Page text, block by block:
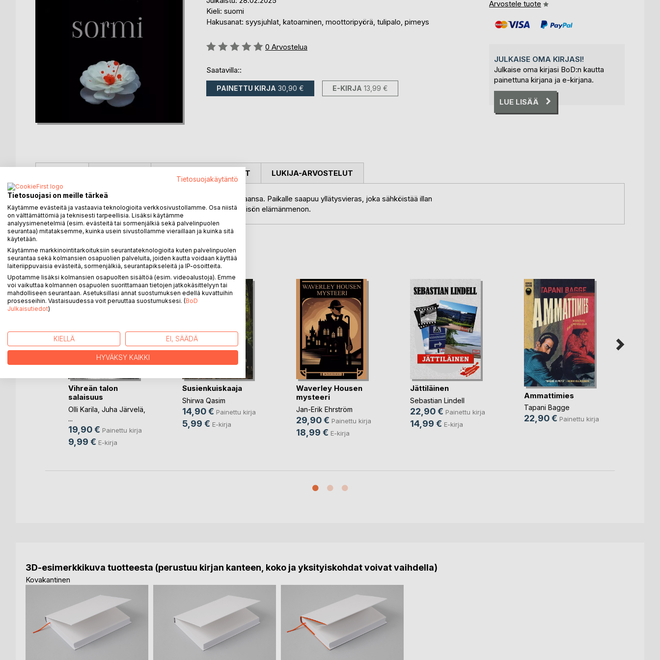
Kieli: suomi
Hakusanat: syysjuhlat, katoaminen, moottoripyörä, tulipalo, pimeys
Arvostelu::
0 Arvostelua
Saatavilla::
PAINETTU KIRJA 30,90 € E-KIRJA 13,99 €
Arvostele tuote
JULKAISE OMA KIRJASI!
Julkaise oma kirjasi BoD:n kautta
painettuna kirjana ja e-kirjana.
LUE LISÄÄ
Usvalammen ranta-asukkaat viettävät perinteistä syysjuhlaansa. Paikalle saapuu yllätysvieras, joka sähköistää illan
väsähtäneen tunnelman ja mullistaa muutenkin pienen yhteisön elämänmenon.
LEHDISTÖARVOSTELUT LUKIJA-ARVOSTELUT
LISÄÄ KIRJOJA BoD:LLA
Vihreän talon
salaisuus
Olli Karila Juha Järvelä
...
19,90 € Painettu kirja
9,99 € E-kirja
Susienkuiskaaja
Shirwa Qasim
14,90 € Painettu kirja
5,99 € E-kirja
Waverley Housen
mysteeri
Jan-Erik Ehrström
29,90 € Painettu kirja
18,99 € E-kirja
Jättiläinen
Sebastian Lindell
22,90 € Painettu kirja
14,99 € E-kirja
Ammattimies
Tapani Bagge
22,90 € Painettu kirja
3D-esimerkkikuva tuotteesta (perustuu kirjan kanteen, koko ja yksityiskohdat voivat vaihdella)
Kovakantinen
Tietosuojakäytäntö
Tietosuojasi on meille tärkeä
Käytämme evästeitä ja vastaavia teknologioita verkkosivustollamme. Osa niistä
on välttämättömiä ja teknisesti tarpeellisia. Lisäksi käytämme
analyysimenetelmiä (esim. evästeitä tai sormenjälkiä sekä palvelinpuolen
seurantaa) mitataksemme, kuinka usein sivustollamme vieraillaan ja kuinka sitä
käytetään.
Käytämme markkinointitarkoituksiin seurantateknologioita kuten palvelinpuolen
seurantaa sekä kolmansien osapuolien palveluita, joiden kautta voidaan käyttää
laiteriippuvaisia evästeitä, sormenjälkiä, seurantapikseleitä ja IP-osoitteita.
Upotamme lisäksi kolmansien osapuolten sisältöä (esim. videoalustoja). Emme
voi vaikuttaa kolmannen osapuolen suorittamaan tietojen jatkokäsittelyyn tai
mahdolliseen seurantaan. Asetuksillasi annat suostumuksen edellä kuvattuihin
prosesseihin. Vastaisuudessa voit peruuttaa suostumuksesi. (BoD
Julkaisutiedot)
KIELLÄ EI, SÄÄDÄ
HYVÄKSY KAIKKI